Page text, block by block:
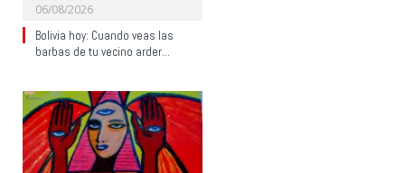
06/08/2026
Bolivia hoy: Cuando veas las
barbas de tu vecino arder…